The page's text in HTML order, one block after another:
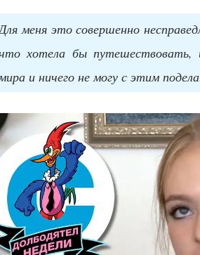
меня это совершенно
хотела бы
и ничего не могу с этим